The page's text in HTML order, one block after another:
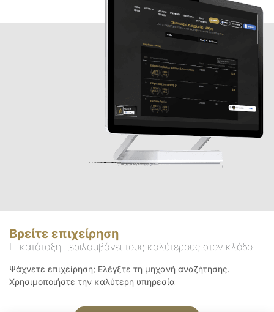
Βρείτε επιχείρηση
Η κατάταξη περιλαμβάνει τους καλύτερους στον κλάδο
Ψάχνετε επιχείρηση; Ελέγξτε τη μηχανή αναζήτησης.
Χρησιμοποιήστε την καλύτερη υπηρεσία